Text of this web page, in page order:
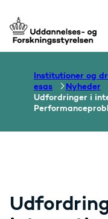
Gå til forsiden
Institutioner og
esas
Nyheder
Udfordringer i